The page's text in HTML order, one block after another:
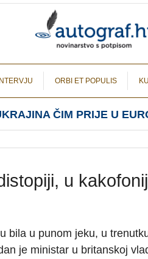
INTERVJU ORBI ET POPULIS
ČIM PRIJE U
u
bila u punom jeku, u
je ministar u britanskoj